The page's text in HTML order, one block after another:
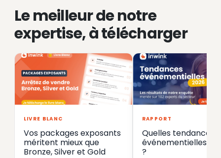
Le meilleur de notre
expertise, à télécharger
LIVRE BLANC
Vos packages exposants
méritent mieux que
Bronze, Silver et Gold
RAPPORT
Quelles tendances
événementielles en
?